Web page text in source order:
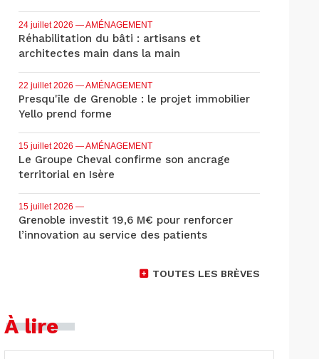
24 juillet 2026 — AMÉNAGEMENT
Réhabilitation du bâti : artisans et
architectes main dans la main
22 juillet 2026 — AMÉNAGEMENT
Presqu'île de Grenoble : le projet immobilier
Yello prend forme
15 juillet 2026 — AMÉNAGEMENT
Le Groupe Cheval confirme son ancrage
territorial en Isère
15 juillet 2026 —
Grenoble investit 19,6 M€ pour renforcer
l’innovation au service des patients
TOUTES LES BRÈVES
À lire